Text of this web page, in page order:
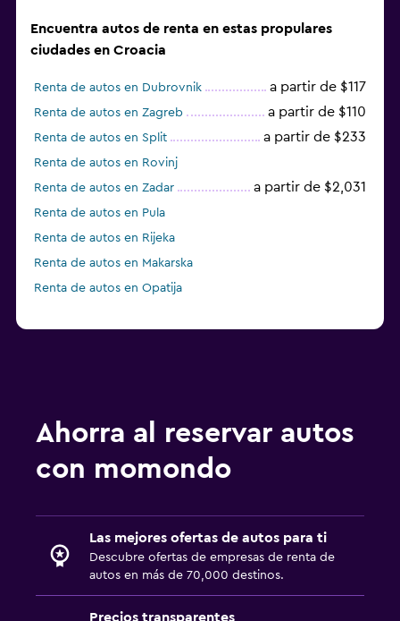
Encuentra autos de renta en estas propulares
ciudades en Croacia
Renta de autos en Dubrovnik a partir de $117
Renta de autos en Zagreb a partir de $110
Renta de autos en Split a partir de $233
Renta de autos en Rovinj
Renta de autos en Zadar
a partir de $2,031
Renta de autos en Pula
Renta de autos en Rijeka
Renta de autos en Makarska
Renta de autos en Opatija
Ahorra al reservar autos
con momondo
Las mejores ofertas de autos para ti
Descubre ofertas de empresas de renta de
autos en más de 70,000 destinos.
Precios transparentes